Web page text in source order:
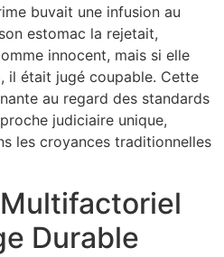
buvait une infusion au
estomac la rejetait,
innocent, mais si elle
il était jugé coupable. Cette
au regard des standards
judiciaire unique,
les croyances traditionnelles
Durable